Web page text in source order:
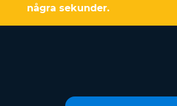
några sekunder.